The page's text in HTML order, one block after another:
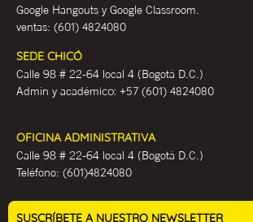
Google Hangouts y Google Classroom.
ventas: (601) 4824080
SEDE CHICÓ
Calle 98 # 22-64 local 4 (Bogotá D.C.)
Admin y académico: +57 (601) 4824080
OFICINA ADMINISTRATIVA
Calle 98 # 22-64 local 4 (Bogotá D.C.)
Teléfono: (601)4824080
SUSCRÍBETE A NUESTRO NEWSLETTER